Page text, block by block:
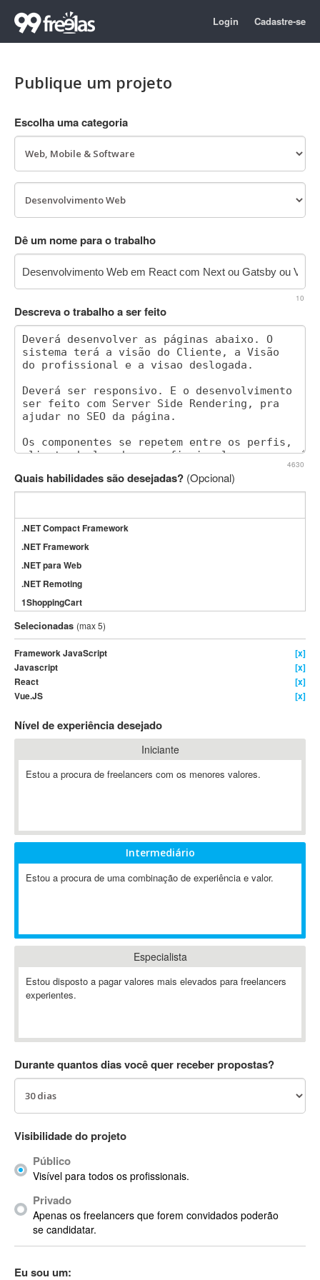
Login Cadastre-se
Publique um projeto
Escolha uma categoria
Dê um nome para o trabalho
10
Descreva o trabalho a ser feito
4630
Quais habilidades são desejadas? (Opcional)
.NET Compact Framework
.NET Framework
.NET para Web
.NET Remoting
1ShoppingCart
3DS Max
3GSM
4D Dimension
802.11
A&P
A2Billing
Ab Initio
ABIS
AbleCommerce
Ableton
Abstract
Abstract Window Toolkit (AWT)
AC Drives
ACDSee
ACPI
Acrobat X
Acronis
ACT
Actian
Actimize
ActionScript
Active Directory
Selecionadas (max 5)
Framework JavaScript
[x]
Javascript
[x]
React
[x]
Vue.JS
[x]
Nível de experiência desejado
Iniciante
Estou a procura de freelancers com os menores valores.
Intermediário
Estou a procura de uma combinação de experiência e valor.
Especialista
Estou disposto a pagar valores mais elevados para freelancers
experientes.
Durante quantos dias você quer receber propostas?
Visibilidade do projeto
Público
Visível para todos os profissionais.
Privado
Apenas os freelancers que forem convidados poderão
se candidatar.
Eu sou um: